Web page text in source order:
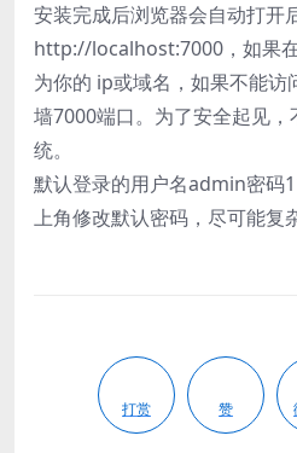
安装完成后浏览器会自动打开
http://localhost:7000，如果
为你的 ip或域名，如果不能访
墙7000端口。为了安全起见
统。
默认登录的用户名admin密码
上角修改默认密码，尽可能复
打赏 赞